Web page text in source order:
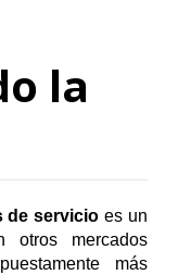
la
de servicio es un
mercados
más